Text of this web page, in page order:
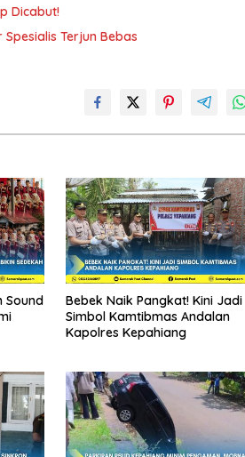
Dicabut!
Terjun Bebas
Sound
Bebek Naik Pangkat! Kini Jadi
Simbol Kamtibmas Andalan
Kapolres Kepahiang